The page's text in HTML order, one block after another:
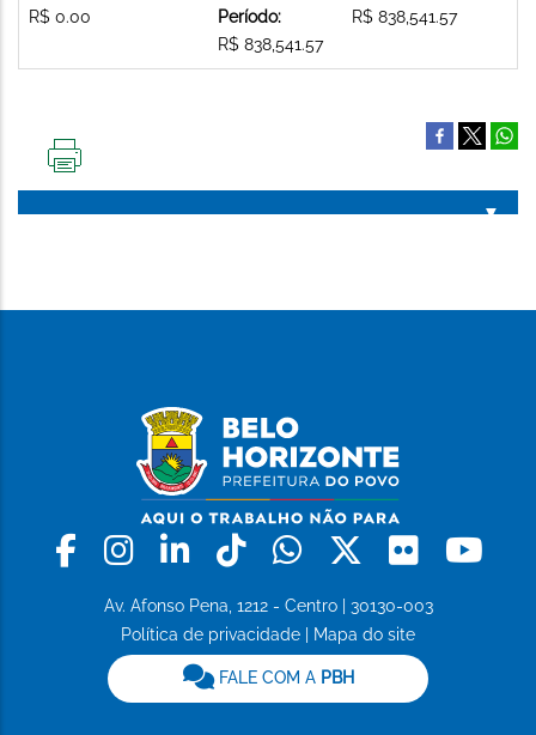
R$ 0.00
Período:
R$ 838,541.57
R$ 838,541.57
PÁGINA
Facebook
Instagram
LinkedinTiktokWhatsapp
X Flickr
Av. Afonso Pena, 1212 - Centro | 30130-003
Política de privacidade
Mapa do site
FALE COM A PBH